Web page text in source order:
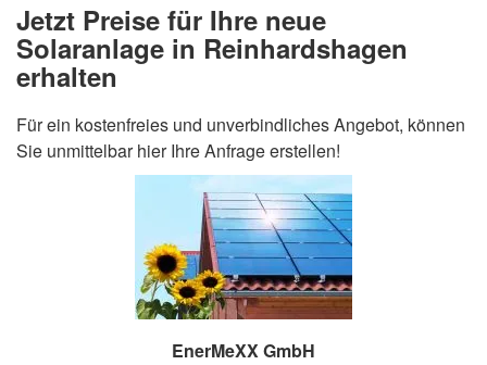
Jetzt Preise für Ihre neue
Solaranlage in Reinhardshagen
erhalten
Für ein kostenfreies und unverbindliches Angebot, können
Sie unmittelbar hier Ihre Anfrage erstellen!
EnerMeXX GmbH